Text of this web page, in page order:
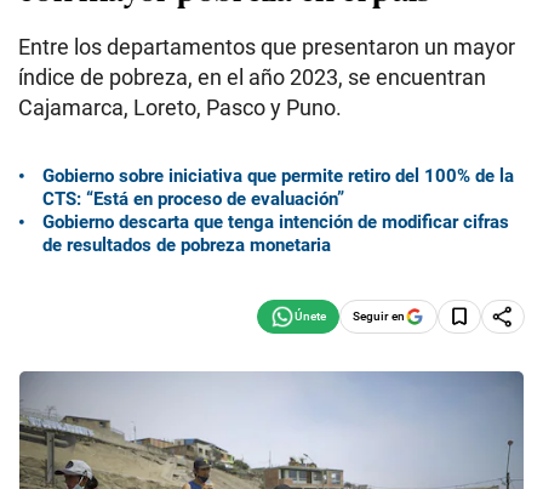
Entre los departamentos que presentaron un mayor
índice de pobreza, en el año 2023, se encuentran
Cajamarca, Loreto, Pasco y Puno.
Gobierno sobre iniciativa que permite retiro del 100% de la
CTS: “Está en proceso de evaluación”
Gobierno descarta que tenga intención de modificar cifras
de resultados de pobreza monetaria
Seguir en